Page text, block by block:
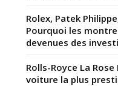
Rolex, Patek
Pourquoi les
devenues des
Rolls-Royce La
voiture la plus